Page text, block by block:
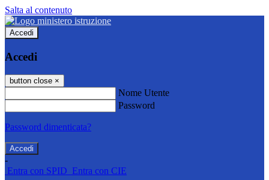
Salta al contenuto
Accedi
Accedi
button close ×
Nome Utente
Password
Password dimenticata?
-
Entra con SPID Entra con CIE